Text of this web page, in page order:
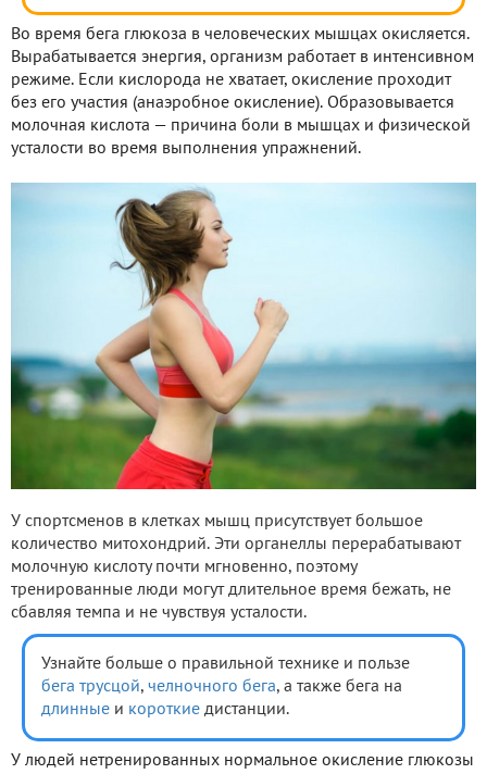
Во время бега глюкоза в человеческих мышцах окисляется.
Вырабатывается энергия, организм работает в интенсивном
режиме. Если кислорода не хватает, окисление проходит
без его участия (анаэробное окисление). Образовывается
молочная кислота — причина боли в мышцах и физической
усталости во время выполнения упражнений.
У спортсменов в клетках мышц присутствует большое
количество митохондрий. Эти органеллы перерабатывают
молочную кислоту почти мгновенно, поэтому
тренированные люди могут длительное время бежать, не
сбавляя темпа и не чувствуя усталости.
Узнайте больше о правильной технике и пользе
бега трусцой, челночного бега, а также бега на
длинные и короткие дистанции.
У людей нетренированных нормальное окисление глюкозы